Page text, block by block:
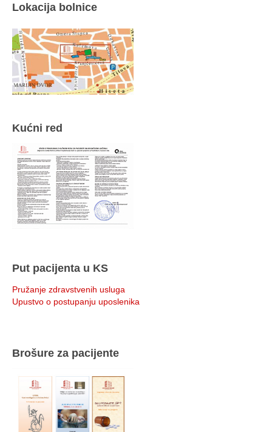
Lokacija bolnice
Kućni red
Put pacijenta u KS
Pružanje zdravstvenih usluga
Upustvo o postupanju uposlenika
Brošure za pacijente